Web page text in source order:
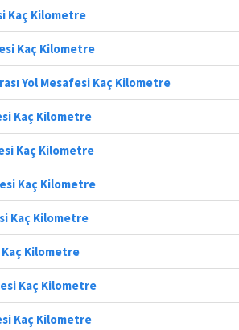
Kaç Kilometre
Kaç Kilometre
Yol Mesafesi Kaç Kilometre
Kaç Kilometre
Kaç Kilometre
Kaç Kilometre
Kaç Kilometre
Kaç Kilometre
Kaç Kilometre
Kaç Kilometre